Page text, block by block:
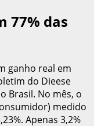
77% das
ganho real em
do Dieese
Brasil. No mês, o
medido
Apenas 3,2%